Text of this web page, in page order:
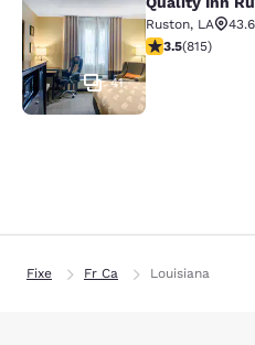
Quality Inn
41
Ruston, LA
3.52 étoiles.
3.5(815)
Fixe Fr Ca Louisiana